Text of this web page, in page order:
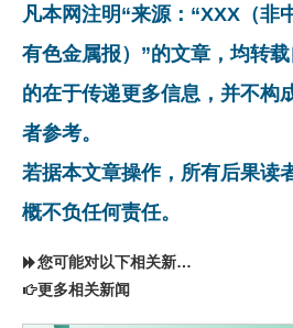
凡本网注明“来源：“XXX（非
有色金属报）”的文章，均转
的在于传递更多信息，并不构
者参考。
若据本文章操作，所有后果读
概不负任何责任。
您可能对以下相关新闻同样感兴趣
更多相关新闻